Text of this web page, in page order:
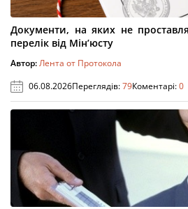
Документи, на яких не
перелік від Мін’юсту
Автор:Лента от Протокола
06.08.2026Переглядів:79Коментарі:0